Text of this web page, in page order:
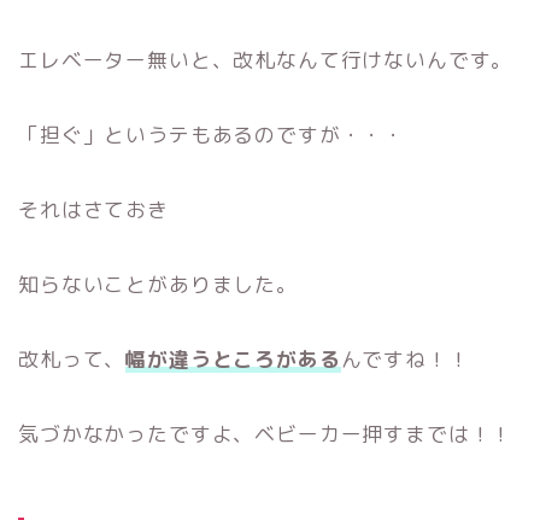
エレベーター無いと、改札なんて行けないんです。
「担ぐ」というテもあるのですが・・・
それはさておき
知らないことがありました。
改札って、幅が違うところがあるんですね！！
気づかなかったですよ、ベビーカー押すまでは！！